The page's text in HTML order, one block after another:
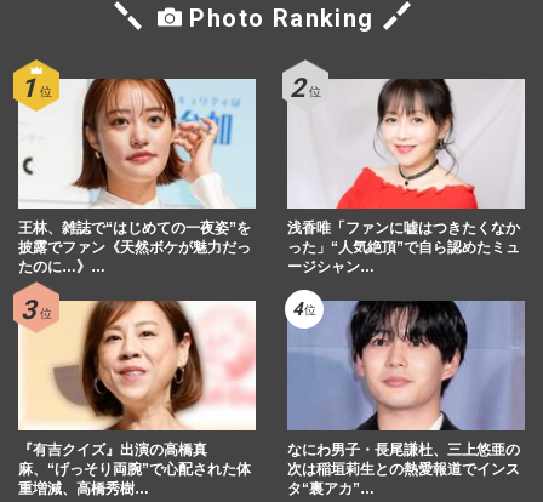
Photo Ranking
王林、雑誌で“はじめての一夜姿”を
披露でファン《天然ボケが魅力だっ
たのに…》…
浅香唯「ファンに嘘はつきたくなか
った」“人気絶頂”で自ら認めたミュ
ージシャン…
『有吉クイズ』出演の高橋真
麻、“げっそり両腕”で心配された体
重増減、高橋秀樹…
なにわ男子・長尾謙杜、三上悠亜の
次は稲垣莉生との熱愛報道でインス
タ“裏アカ”…